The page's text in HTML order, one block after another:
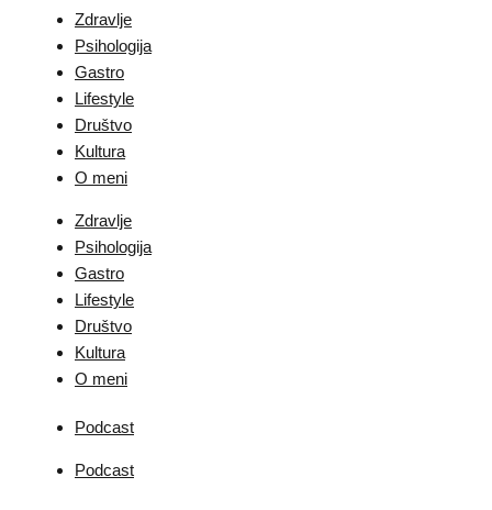
Zdravlje
Psihologija
Gastro
Lifestyle
Društvo
Kultura
O meni
Zdravlje
Psihologija
Gastro
Lifestyle
Društvo
Kultura
O meni
Podcast
Podcast